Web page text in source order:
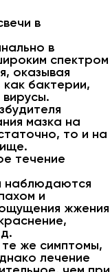
в
в
спектром
оказывая
бактерии,
мазка на
то и на
течение
наблюдаются
и
жжения
же симптомы,
лечение